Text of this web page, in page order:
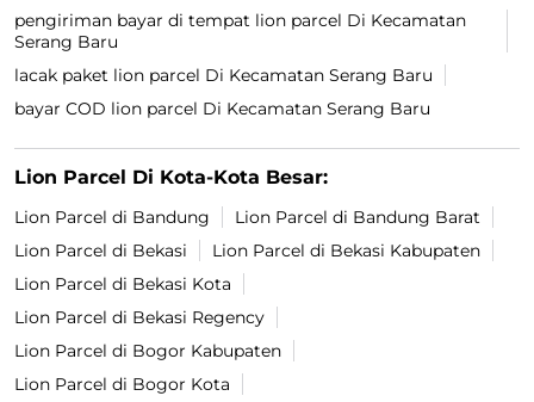
pengiriman bayar di tempat lion parcel Di Kecamatan
Serang Baru
lacak paket lion parcel Di Kecamatan Serang Baru
bayar COD lion parcel Di Kecamatan Serang Baru
Lion Parcel Di Kota-Kota Besar:
Lion Parcel di Bandung
Lion Parcel di Bandung Barat
Lion Parcel di Bekasi
Lion Parcel di Bekasi Kabupaten
Lion Parcel di Bekasi Kota
Lion Parcel di Bekasi Regency
Lion Parcel di Bogor Kabupaten
Lion Parcel di Bogor Kota